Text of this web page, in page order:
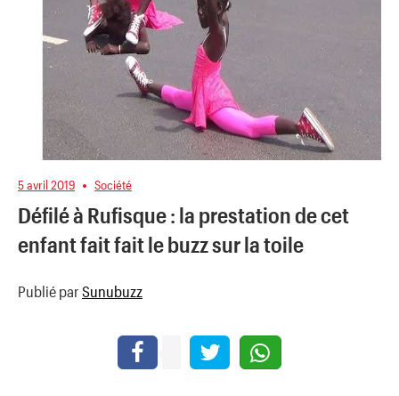
5 avril 2019 Société
Défilé à Rufisque : la prestation de cet
enfant fait fait le buzz sur la toile
Publié par Sunubuzz